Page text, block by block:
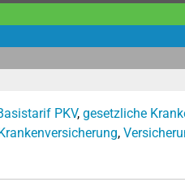
PKV, gesetzliche
,